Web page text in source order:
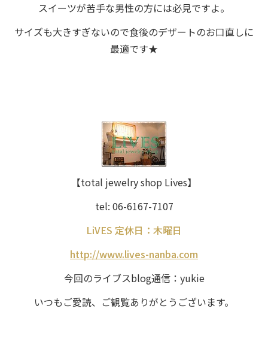
スイーツが苦手な男性の方には必見ですよ。
サイズも大きすぎないので食後のデザートのお口直しに
最適です★
【total jewelry shop Lives】
tel: 06-6167-7107
LiVES 定休日：木曜日
http://www.lives-nanba.com
今回のライブスblog通信：yukie
いつもご愛読、ご観覧ありがとうございます。